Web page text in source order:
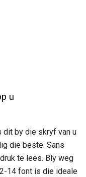
u
dit by die skryf van u
die beste. Sans
te lees. Bly weg
14 font is die ideale